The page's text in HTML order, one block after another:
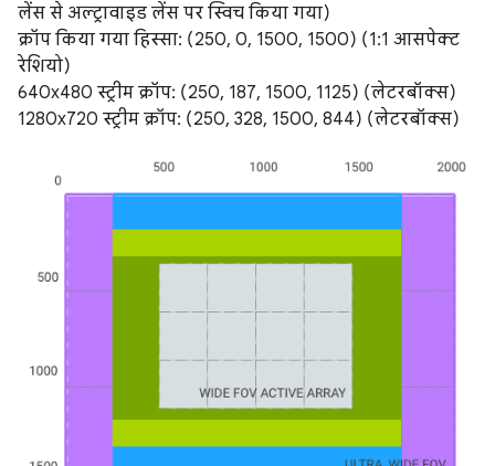
लेंस से अल्ट्रावाइड लेंस पर स्विच किया गया)
क्रॉप किया गया हिस्सा: (250, 0, 1500, 1500) (1:1 आसपेक्ट
रेशियो)
640x480 स्ट्रीम क्रॉप: (250, 187, 1500, 1125) (लेटरबॉक्स)
1280x720 स्ट्रीम क्रॉप: (250, 328, 1500, 844) (लेटरबॉक्स)